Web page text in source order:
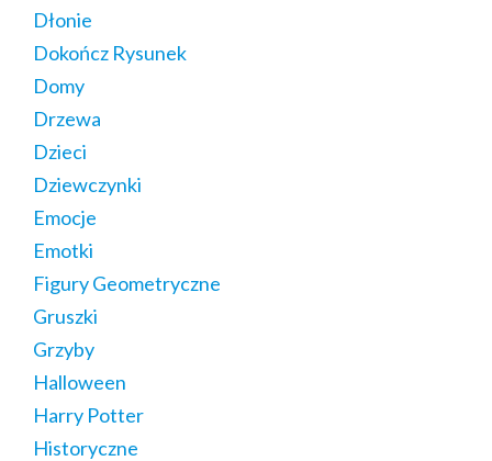
Dłonie
Dokończ Rysunek
Domy
Drzewa
Dzieci
Dziewczynki
Emocje
Emotki
Figury Geometryczne
Gruszki
Grzyby
Halloween
Harry Potter
Historyczne